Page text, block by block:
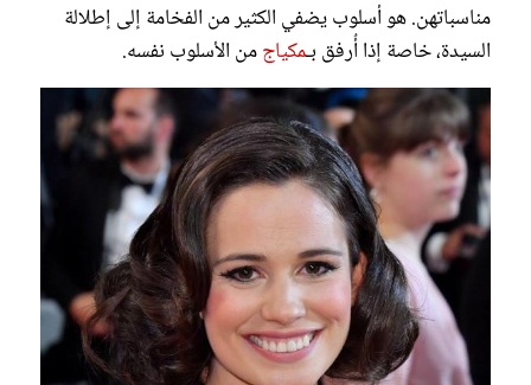
مناسباتهن. هو أسلوب يضفي الكثير من الفخامة إلى إطلالة
السيدة، خاصة إذا أُرفق بـمكياجمن الأسلوب نفسه.